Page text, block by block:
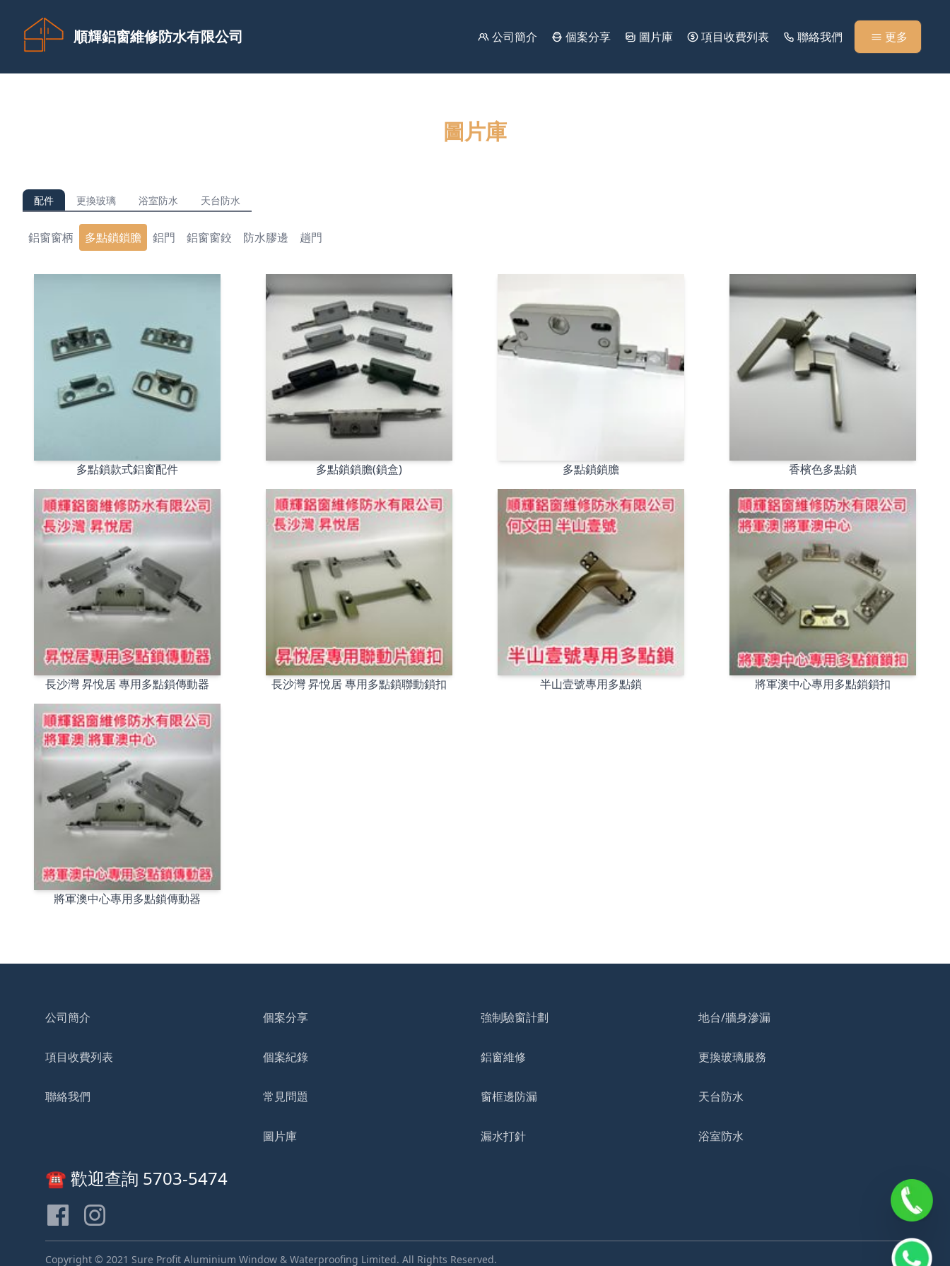
順輝鋁窗維修防水有限公司 公司簡介 個案分享 圖片庫 項目收費列表 聯絡我們 更多
圖片庫
配件 更換玻璃 浴室防水 天台防水
鋁窗窗柄 多點鎖鎖膽 鋁門 鋁窗窗鉸 防水膠邊 趟門
多點鎖款式鋁窗配件 多點鎖鎖膽(鎖盒) 多點鎖鎖膽 香檳色多點鎖
長沙灣 昇悅居 專用多點鎖傳動器 長沙灣 昇悅居 專用多點鎖聯動鎖扣 半山壹號專用多點鎖 將軍澳中心專用多點鎖鎖扣
將軍澳中心專用多點鎖傳動器
公司簡介
項目收費列表
聯絡我們
個案分享
個案紀錄
常見問題
圖片庫
強制驗窗計劃
鋁窗維修
窗框邊防漏
漏水打針
地台/牆身滲漏
更換玻璃服務
天台防水
浴室防水
☎️ 歡迎查詢 5703-5474
Copyright © 2021 Sure Profit Aluminium Window & Waterproofing Limited. All Rights Reserved.